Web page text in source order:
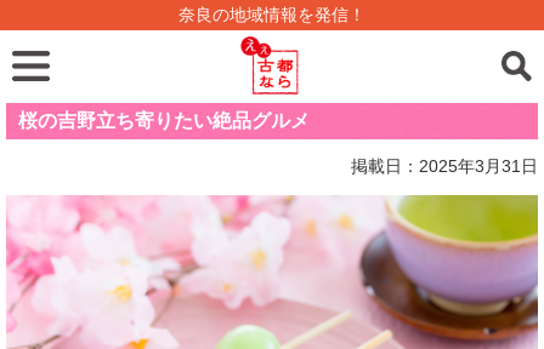
奈良の地域情報を発信！
桜の吉野立ち寄りたい絶品グルメ
掲載日：2025年3月31日